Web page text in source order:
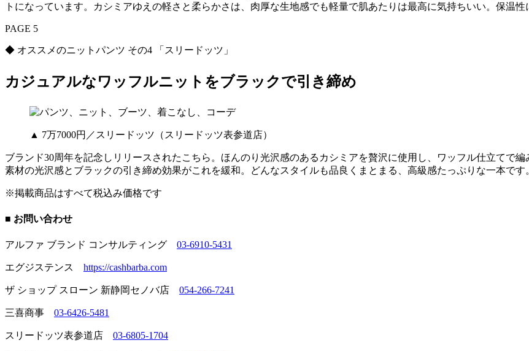
トになっています。カシミアゆえの軽さと柔らかさは、肉厚な生地感でも軽量で肌あたりは最高に気持ちいい。保温性
PAGE 5
◆ オススメのニットパンツ その4 「スリードッツ」
カジュアルなワッフルニットをブラックで引き締め
▲ 7万7000円／スリードッツ（スリードッツ表参道店）
ブランド30周年を記念しリリースされたこちら。ほんのり光沢感のあるカシミアを贅沢に使用し、ワッフル仕立てで
素材の光沢感とブラックの引き締め効果がこれを緩和。どんなスタイルも品良くまとまる、高級感たっぷりな一本です
※掲載商品はすべて税込み価格です
■ お問い合わせ
アルファ ブランド コンサルティング 03-6910-5431
エグジステンス https://cashbarba.com
ザ ショップ スローン 新静岡セノバ店 054-266-7241
三喜商事 03-6426-5481
スリードッツ表参道店 03-6805-1704